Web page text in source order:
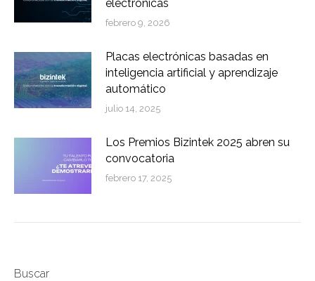
electrónicas
febrero 9, 2026
Placas electrónicas basadas en
inteligencia artificial y aprendizaje
automático
julio 14, 2025
Los Premios Bizintek 2025 abren su
convocatoria
febrero 17, 2025
Buscar